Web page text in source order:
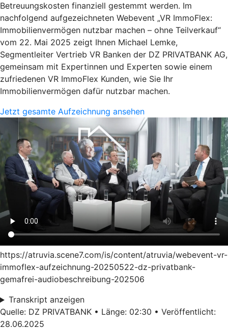
Betreuungskosten finanziell gestemmt werden. Im
nachfolgend aufgezeichneten Webevent „VR ImmoFlex:
Immobilienvermögen nutzbar machen – ohne Teilverkauf“
vom 22. Mai 2025 zeigt Ihnen Michael Lemke,
Segmentleiter Vertrieb VR Banken der DZ PRIVATBANK AG,
gemeinsam mit Expertinnen und Experten sowie einem
zufriedenen VR ImmoFlex Kunden, wie Sie Ihr
Immobilienvermögen dafür nutzbar machen.
Jetzt gesamte Aufzeichnung ansehen
https://atruvia.scene7.com/is/content/atruvia/webevent-vr-
immoflex-aufzeichnung-20250522-dz-privatbank-
gemafrei-audiobeschreibung-202506
Transkript anzeigen
Quelle: DZ PRIVATBANK • Länge: 02:30 • Veröffentlicht:
28.06.2025